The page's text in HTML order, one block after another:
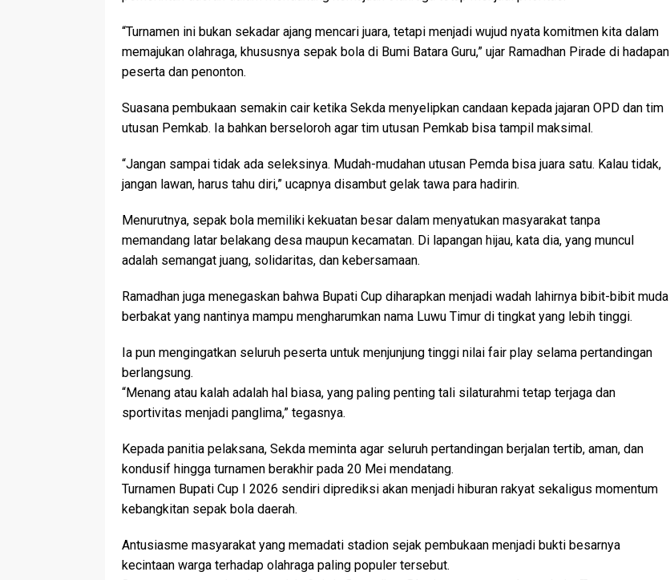
“Turnamen ini bukan sekadar ajang mencari juara, tetapi menjadi wujud nyata komitmen kita dalam
memajukan olahraga, khususnya sepak bola di Bumi Batara Guru,” ujar Ramadhan Pirade di hadapan
peserta dan penonton.
Suasana pembukaan semakin cair ketika Sekda menyelipkan candaan kepada jajaran OPD dan tim
utusan Pemkab. Ia bahkan berseloroh agar tim utusan Pemkab bisa tampil maksimal.
“Jangan sampai tidak ada seleksinya. Mudah-mudahan utusan Pemda bisa juara satu. Kalau tidak,
jangan lawan, harus tahu diri,” ucapnya disambut gelak tawa para hadirin.
Menurutnya, sepak bola memiliki kekuatan besar dalam menyatukan masyarakat tanpa
memandang latar belakang desa maupun kecamatan. Di lapangan hijau, kata dia, yang muncul
adalah semangat juang, solidaritas, dan kebersamaan.
Ramadhan juga menegaskan bahwa Bupati Cup diharapkan menjadi wadah lahirnya bibit-bibit muda
berbakat yang nantinya mampu mengharumkan nama Luwu Timur di tingkat yang lebih tinggi.
Ia pun mengingatkan seluruh peserta untuk menjunjung tinggi nilai fair play selama pertandingan
berlangsung.
“Menang atau kalah adalah hal biasa, yang paling penting tali silaturahmi tetap terjaga dan
sportivitas menjadi panglima,” tegasnya.
Kepada panitia pelaksana, Sekda meminta agar seluruh pertandingan berjalan tertib, aman, dan
kondusif hingga turnamen berakhir pada 20 Mei mendatang.
Turnamen Bupati Cup I 2026 sendiri diprediksi akan menjadi hiburan rakyat sekaligus momentum
kebangkitan sepak bola daerah.
Antusiasme masyarakat yang memadati stadion sejak pembukaan menjadi bukti besarnya
kecintaan warga terhadap olahraga paling populer tersebut.